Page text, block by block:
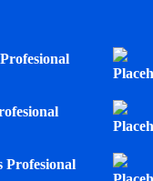
Profesional